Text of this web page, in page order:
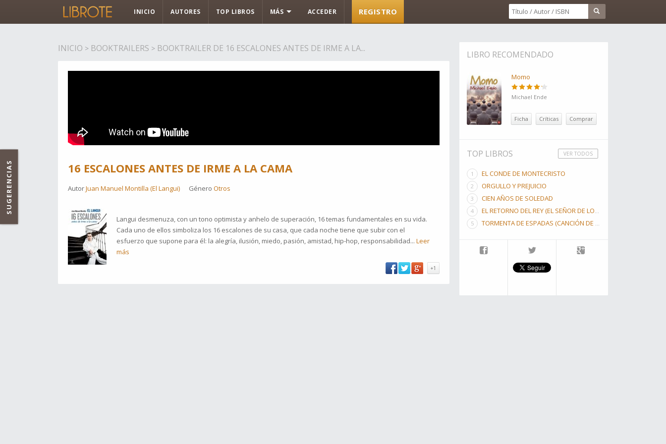
INICIO AUTORES TOP LIBROS MÁS ACCEDER REGISTRO
INICIO > BOOKTRAILERS > BOOKTRAILER DE 16 ESCALONES ANTES DE IRME A LA...
16 ESCALONES ANTES DE IRME A LA CAMA
AutorJuan Manuel Montilla (El Langui) Género Otros
Langui desmenuza, con un tono optimista y anhelo de superación, 16 temas fundamentales en su vida.
Cada uno de ellos simboliza los 16 escalones de su casa, que cada noche tiene que subir con el
esfuerzo que supone para él: la alegría, ilusión, miedo, pasión, amistad, hip-hop, responsabilidad... Leer
más
+1
LIBRO RECOMENDADO
Momo
Michael Ende
Ficha Críticas Comprar
VER TODOS
TOP LIBROS
EL CONDE DE MONTECRISTO
ORGULLO Y PREJUICIO
CIEN AÑOS DE SOLEDAD
EL RETORNO DEL REY (EL SEÑOR DE LOS ANILLOS, #3)
TORMENTA DE ESPADAS (CANCIÓN DE HIELO Y FUEGO III)
SUGERENCIAS